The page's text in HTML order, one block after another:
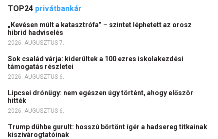
TOP24 privátbankár
„Kevésen múlt a katasztrófa” – szintet léphetett az orosz
hibrid hadviselés
2026. AUGUSZTUS 7.
Sok család várja: kiderültek a 100 ezres iskolakezdési
támogatás részletei
2026. AUGUSZTUS 6.
Lipcsei drónügy: nem egészen úgy történt, ahogy először
hitték
2026. AUGUSZTUS 6.
Trump dühbe gurult: hosszú börtönt ígér a hadsereg titkainak
kiszivárogtatóinak